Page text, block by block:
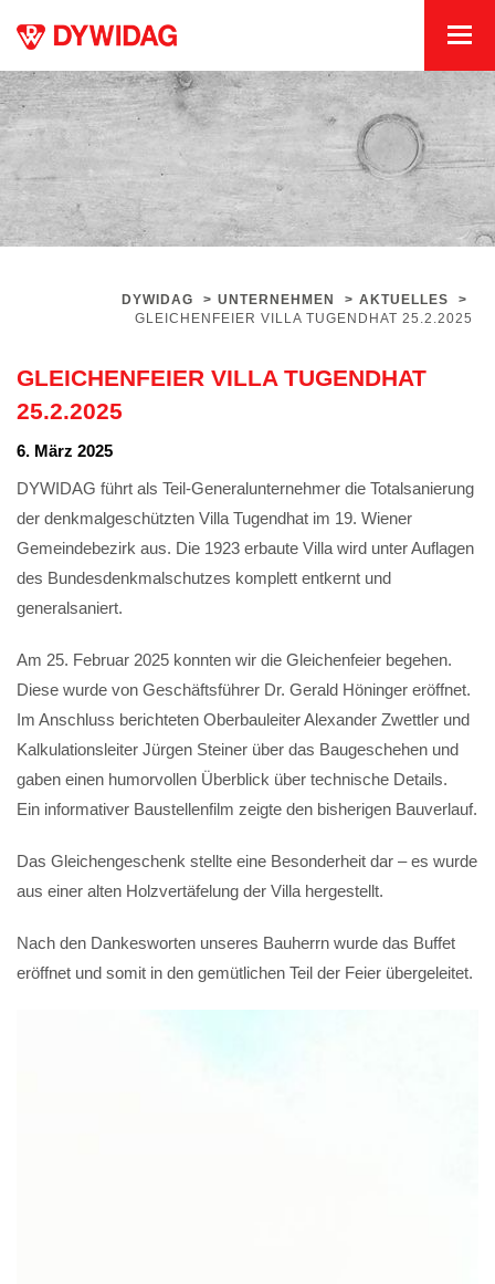
DYWIDAG > UNTERNEHMEN > AKTUELLES
>
GLEICHENFEIER VILLA TUGENDHAT 25.2.2025
GLEICHENFEIER VILLA TUGENDHAT
25.2.2025
6. März 2025
DYWIDAG führt als Teil-Generalunternehmer die Totalsanierung
der denkmalgeschützten Villa Tugendhat im 19. Wiener
Gemeindebezirk aus. Die 1923 erbaute Villa wird unter Auflagen
des Bundesdenkmalschutzes komplett entkernt und
generalsaniert.
Am 25. Februar 2025 konnten wir die Gleichenfeier begehen.
Diese wurde von Geschäftsführer Dr. Gerald Höninger eröffnet.
Im Anschluss berichteten Oberbauleiter Alexander Zwettler und
Kalkulationsleiter Jürgen Steiner über das Baugeschehen und
gaben einen humorvollen Überblick über technische Details.
Ein informativer Baustellenfilm zeigte den bisherigen Bauverlauf.
Das Gleichengeschenk stellte eine Besonderheit dar – es wurde
aus einer alten Holzvertäfelung der Villa hergestellt.
Nach den Dankesworten unseres Bauherrn wurde das Buffet
eröffnet und somit in den gemütlichen Teil der Feier übergeleitet.